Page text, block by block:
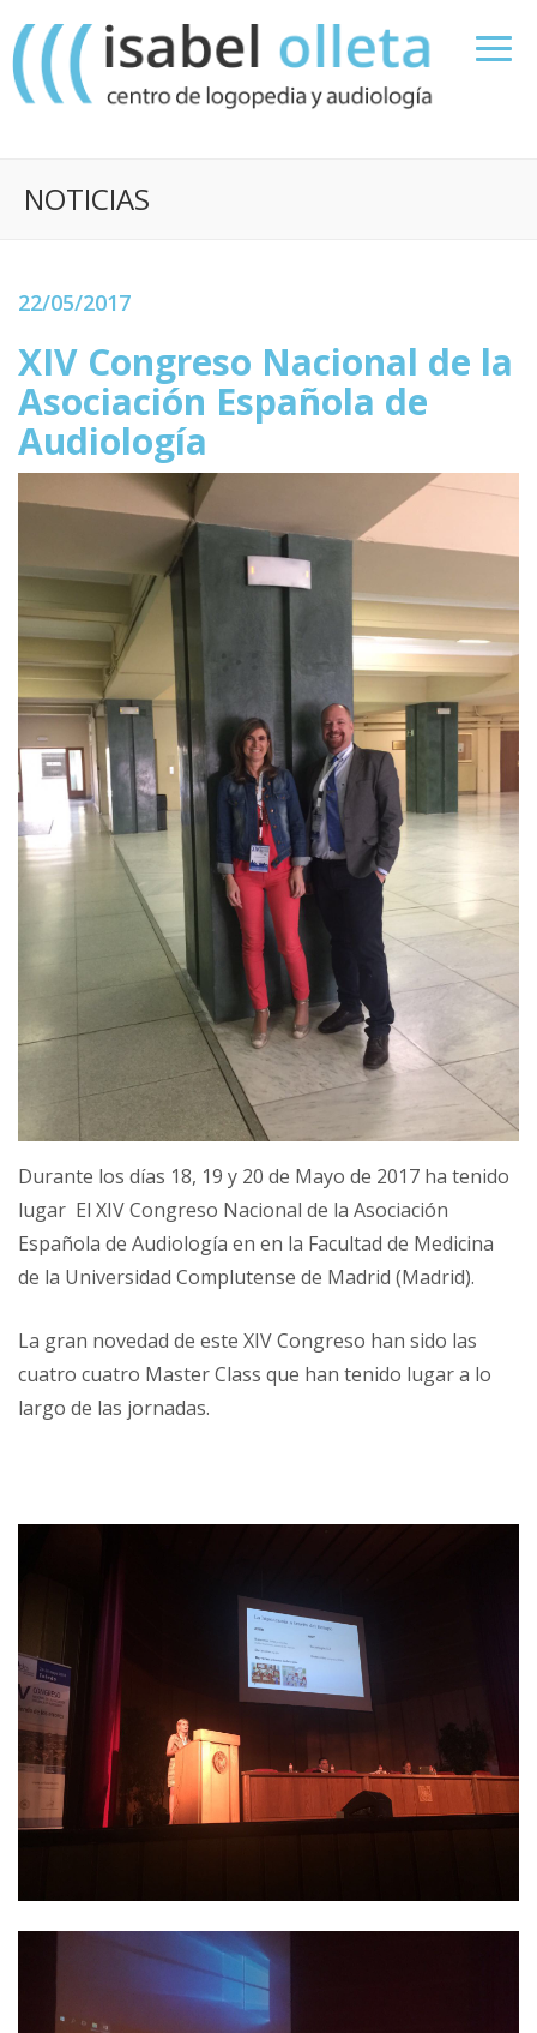
NOTICIAS
22/05/2017
XIV Congreso Nacional de la
Asociación Española de
Audiología
Durante los días 18, 19 y 20 de Mayo de 2017 ha tenido
lugar El XIV Congreso Nacional de la Asociación
Española de Audiología en en la Facultad de Medicina
de la Universidad Complutense de Madrid (Madrid).
La gran novedad de este XIV Congreso han sido las
cuatro cuatro Master Class que han tenido lugar a lo
largo de las jornadas.